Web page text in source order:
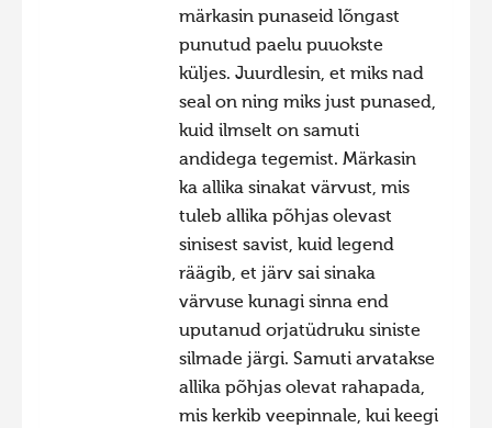
märkasin punaseid lõngast
punutud paelu puuokste
küljes. Juurdlesin, et miks nad
seal on ning miks just punased,
kuid ilmselt on samuti
andidega tegemist. Märkasin
ka allika sinakat värvust, mis
tuleb allika põhjas olevast
sinisest savist, kuid legend
räägib, et järv sai sinaka
värvuse kunagi sinna end
uputanud orjatüdruku siniste
silmade järgi. Samuti arvatakse
allika põhjas olevat rahapada,
mis kerkib veepinnale, kui keegi